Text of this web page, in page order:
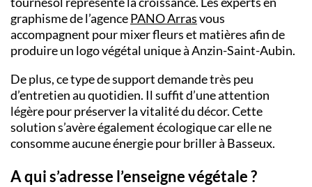
graphisme de l’agencePANO Arrasvous
accompagnent pour mixer fleurs et matières afin de
produire un logo végétal unique à Anzin-Saint-Aubin.
De plus, ce type de support demande très peu
d’entretien au quotidien. Il suffit d’une attention
légère pour préserver la vitalité du décor. Cette
solution s’avère également écologique car elle ne
consomme aucune énergie pour briller à Basseux.
A qui s’adresse l’enseigne végétale ?